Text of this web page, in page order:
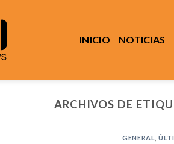
INICIO NOTICIAS
ARCHIVOS DE
GENERAL ,